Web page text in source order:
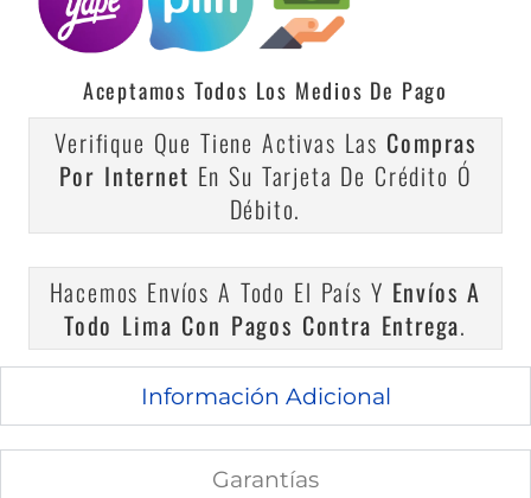
Aceptamos Todos Los Medios De Pago
Verifique Que Tiene Activas Las Compras
Por Internet En Su Tarjeta De Crédito Ó
Débito.
Hacemos Envíos A Todo El País Y Envíos A
Todo Lima Con Pagos Contra Entrega.
Información Adicional
Garantías